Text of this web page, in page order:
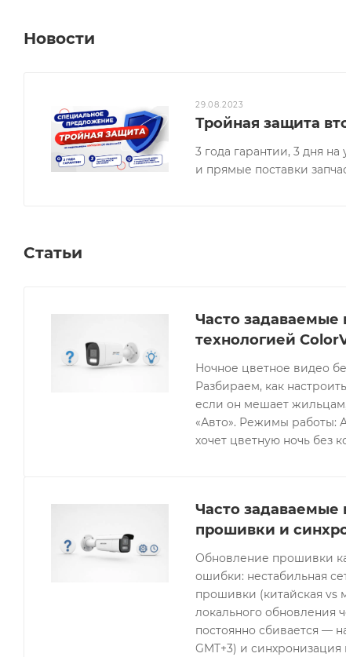
Новости
29.08.2023
Тройная защита
3 года гарантии, 3 дня
и прямые поставки
Статьи
Часто задаваемые
технологией
Ночное цветное видео
Разбираем, как
если он мешает
«Авто». Режимы работы:
хочет цветную ночь без
Часто
прошивки и
Обновление прошивки
ошибки: нестабильная
прошивки (китайская vs
локального обновления
постоянно сбивается —
GMT+3) и